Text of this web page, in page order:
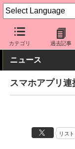
カテゴリ 過去記事
ケータイ Watch 最
ニュース
スマホアプリ
リスト